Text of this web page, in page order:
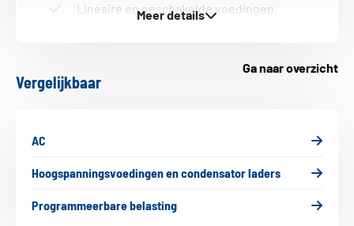
Lineaire en geschakelde voedingen.
Eén of meerdere uitgangskanalen.
Hoge precisie.
GW Instek begon als een fabrikant van
voedingen en groeide snel uit tot
ontwikkelaar van precisie elektronische test-
en meetinstrumenten. GW Instek heeft een
Vergelijkbaar
Ga naar overzicht
AC
Hoogspanningsvoedingen en condensator laders
Programmeerbare belasting